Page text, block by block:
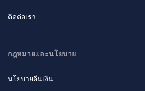
ติดต่อเรา
กฎหมายและนโยบาย
นโยบายคืนเงิน